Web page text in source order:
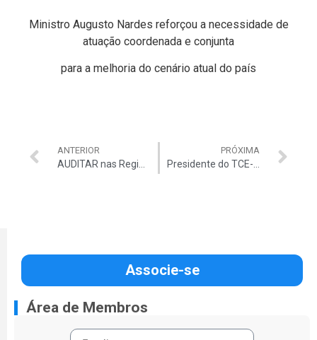
Ministro Augusto Nardes reforçou a necessidade de
atuação coordenada e conjunta
para a melhoria do cenário atual do país
ANTERIOR
AUDITAR nas Regionais – Secex/AL
PRÓXIMA
Presidente do TCE-RS recebe visita de auditores do TCU
Associe-se
Área de Membros